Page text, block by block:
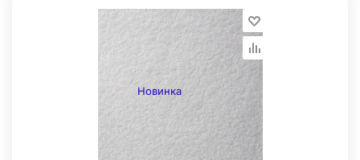
Складская позиция
Новинка